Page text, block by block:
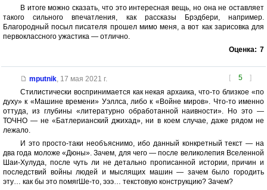
В итоге можно сказать, что это интересная вещь, но она не оставляет
такого сильного впечатления, как рассказы Брэдбери, например.
Благородный посыл писателя прошел мимо меня, а вот как зарисовка для
первоклассного ужастика — отлично.
Оценка: 7
[ 5 ]
mputnik, 17 мая 2021 г.
Стилистически воспринимается как некая архаика, что-то близкое «по
духу» к «Машине времени» Уэллса, либо к «Войне миров». Что-то именно
оттуда, из глубины «литературно обработанной наивности». Но это —
ТОЧНО — не «Батлерианский джихад», ни в коем случае, даже рядом не
лежало.
И это просто-таки необъяснимо, ибо данный конкретный текст — на
два года моложе «Дюны». Зачем, для чего — после великолепия Вселенной
Шаи-Хулуда, после чуть ли не детально прописанной истории, причин и
последствий войны людей и мыслящих машин — зачем было городить
эту… как бы это помягШе-то, эээ… текстовую конструкцию? Зачем?